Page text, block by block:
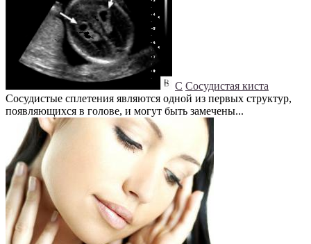
С Сосудистая киста
Сосудистые сплетения являются одной из первых структур,
появляющихся в голове, и могут быть замечены...